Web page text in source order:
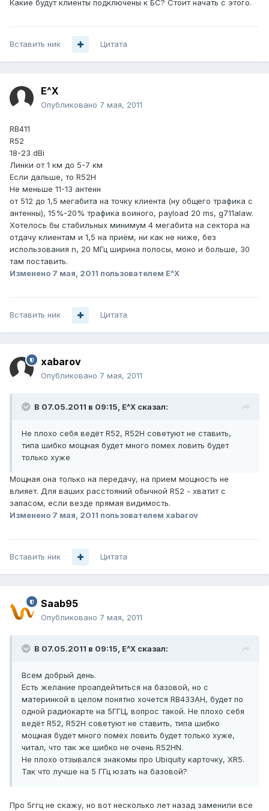
Какие будут клиенты подключены к БС? Стоит начать с этого.
Вставить ник Цитата
E^X
Опубликовано 7 мая, 2011
RB411
R52
18-23 dBi
Линки от 1 км до 5-7 км
Если дальше, то R52H
Не меньше 11-13 антенн
от 512 до 1,5 мегабита на точку клиента (ну общего трафика с
антенны), 15%-20% трафика воиного, payload 20 ms, g711alaw.
Хотелось бы стабильных минимум 4 мегабита на сектора на
отдачу клиентам и 1,5 на приём, ни как не ниже, без
использования n, 20 МГц ширина полосы, моно и больше, 30
там поставить.
Изменено 7 мая, 2011 пользователем E^X
Вставить ник Цитата
xabarov
Опубликовано 7 мая, 2011
В 07.05.2011 в 09:15, E^X сказал:
Не плохо себя ведёт R52, R52H советуют не ставить,
типа шибко мощная будет много помех ловить будет
только хуже
Мощная она только на передачу, на прием мощность не
влияет. Для ваших расстояний обычной R52 - хватит с
запасом, если везде прямая видимость.
Изменено 7 мая, 2011 пользователем xabarov
Вставить ник Цитата
Saab95
Опубликовано 7 мая, 2011
В 07.05.2011 в 09:15, E^X сказал:
Всем добрый день.
Есть желание проапдейтиться на базовой, но с
материнкой в целом понятно хочется RB433AH, будет по
одной радиокарте на 5ГГЦ, вопрос такой. Не плохо себя
ведёт R52, R52H советуют не ставить, типа шибко
мощная будет много помех ловить будет только хуже,
читал, что так же шибко не очень R52HN.
Не плохо отзывался знакомы про Ubiquity карточку, XR5.
Так что лучше на 5 ГГц юзать на базовой?
Про 5ггц не скажу, но вот несколько лет назад заменили все